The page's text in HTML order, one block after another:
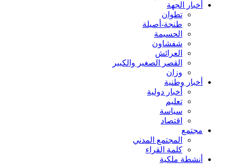
أخبار الجهة
تطوان
طنجة-أصيلة
الحسيمة
شفشاون
العرائش
القصر الصغير والكبير
وزان
أخبار وطنية
أخبار دولية
تعليم
سياسة
اقتصاد
مجتمع
المجتمع المدني
كلمة القراء
أنشطة ملكية